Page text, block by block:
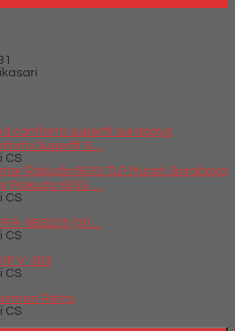
Superfit S....
CS
Rakuda 6033 ....
CS
6BS225 (30....
CS
V-303
CS
Retro
CS